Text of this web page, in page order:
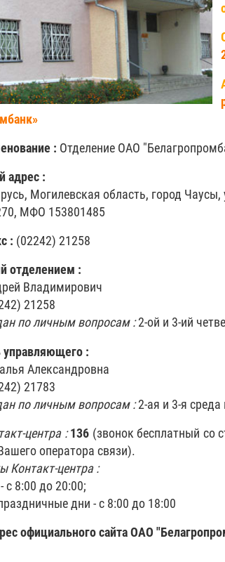
: Отделение ОАО
адрес :
Могилевская область, город
МФО 153801485
: (02242) 21258
отделением :
Владимирович
21258
по личным вопросам :2-ой и 3-ий
управляющего :
Александровна
21783
по личным вопросам :2-ая и 3-я среда
центра : 136 (звонок бесплатный со
оператора связи).
Контакт-центра :
с 8:00 до 20:00;
дни - с 8:00 до 18:00
официального сайта ОАО